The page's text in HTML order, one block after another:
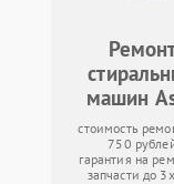
машин
стоимость
750
гарантия на
запчасти до